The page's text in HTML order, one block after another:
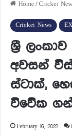
Home / Cricket
Cricket News
ශ්‍රී
අවසන්
ස්ටාක්,
විවේක
February 16, 2022